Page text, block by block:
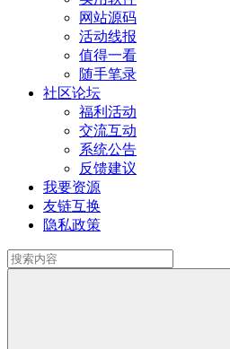
网站源码
活动线报
值得一看
随手笔录
社区论坛
福利活动
交流互动
系统公告
反馈建议
我要资源
友链互换
隐私政策